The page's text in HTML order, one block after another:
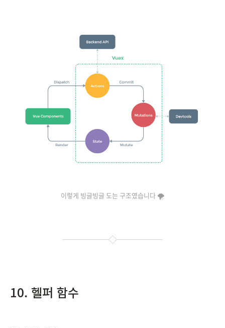
이렇게 빙글빙글 도는 구조였습니다 🌪
10. 헬퍼 함수